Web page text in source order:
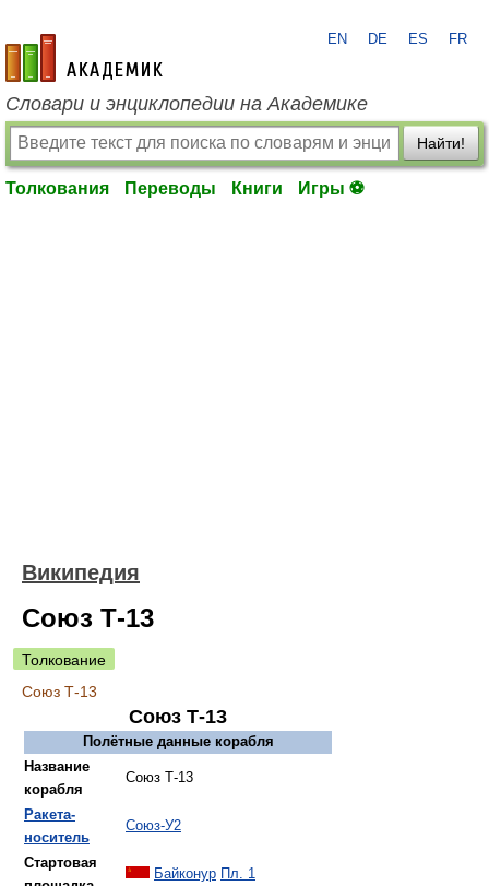
academic.ru
EN DE ES FR
Словари и энциклопедии на Академике
Найти!
Толкования Переводы Книги Игры ⚽
Википедия
Союз Т-13
Толкование
Союз Т-13
Союз Т-13
Полётные данные корабля
Название
корабля
Союз Т-13
Ракета-
носитель
Союз-У2
Стартовая
Байконур Пл. 1